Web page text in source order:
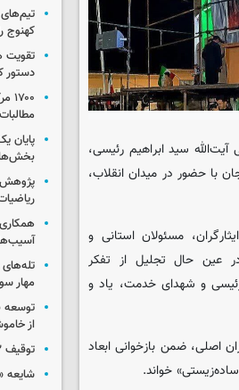
سید ابراهیم رئیسی،
با حضور در میدان انقلاب،
مسئولان استانی و
عین حال تجلیل از تفکر
و شهدای خدمت، یاد و
اصلی، ضمن بازخوانی ابعاد
خواند.
کهنوج
تقویت
دستور
پایان
پژوهش
مهار
توسعه
از
توقیف ۱۷۲ دستگاه خودروی لوکس و آپارتمان
شایعه